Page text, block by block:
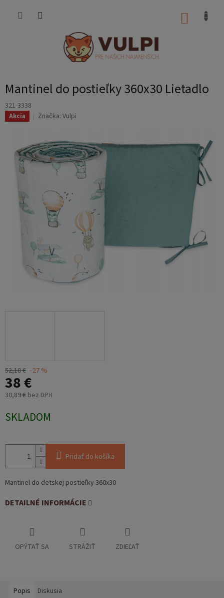
Mantinel do postieľky 360x30 Lietadlo
321-3338
Akcia Značka: Vulpi
52,10 € –27 %
38 €
30,89 € bez DPH
cena:
SKLADOM
Pridať do košíka
Mantinel do detskej postieľky 360x30
DETAILNÉ INFORMÁCIE
OPÝTAŤ SA STRÁŽIŤ ZDIEĽAŤ
Popis Diskusia